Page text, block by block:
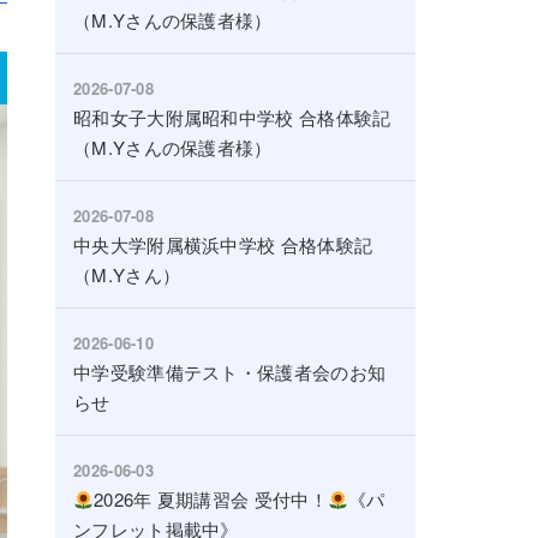
（M.Yさんの保護者様）
2026-07-08
昭和女子大附属昭和中学校 合格体験記
（M.Yさんの保護者様）
2026-07-08
中央大学附属横浜中学校 合格体験記
（M.Yさん）
2026-06-10
中学受験準備テスト・保護者会のお知
らせ
2026-06-03
2026年 夏期講習会 受付中！
《パ
ンフレット掲載中》